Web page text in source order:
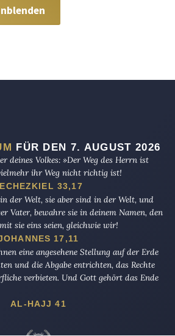
FÜR DEN 7. AUGUST 2026
deines Volkes: »Der Weg des Herrn ist
ihr Weg nicht richtig ist!
33,17
der Welt, sie aber sind in der Welt, und
Vater, bewahre sie in deinem Namen, den
sie eins seien, gleichwie wir!
17,11
eine angesehene Stellung auf der Erde
und die Abgabe entrichten, das Rechte
verbieten. Und Gott gehört das Ende
AL-HAJJ 41